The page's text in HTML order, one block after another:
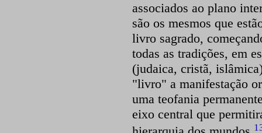
associados ao plano
são os mesmos que
livro sagrado,
todas as tradições, em
(judaica, cristã,
"livro" a manifestação
uma teofania
eixo central que